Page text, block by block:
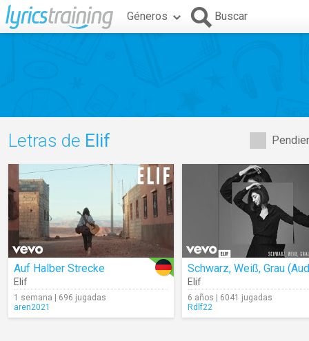
Géneros Buscar
Letras de Elif
Auf Halber Strecke
Elif
1 semana | 696 jugadas
aren2021
Schwarz, Weiß, Grau
Elif
6 años | 6041 jugadas
Rdlf22